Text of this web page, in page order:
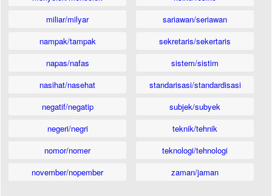
miliar/milyar
nampak/tampak
napas/nafas
nasihat/nasehat
negatif/negatip
negeri/negri
nomor/nomer
november/nopember
sariawan/seriawan
sekretaris/sekertaris
sistem/sistim
standarisasi/standardisasi
subjek/subyek
teknik/tehnik
teknologi/tehnologi
zaman/jaman